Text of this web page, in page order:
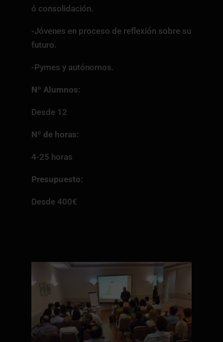
ó consolidación.
-Jóvenes en proceso de reflexión sobre su
futuro.
-Pymes y autónomos.
Nº Alumnos:
Desde 12
Nº de horas:
4-25 horas
Presupuesto:
Desde 400€